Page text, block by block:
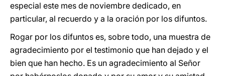
especial este mes de noviembre dedicado, en
particular, al recuerdo y a la oración por los difuntos.
Rogar por los difuntos es, sobre todo, una muestra de
agradecimiento por el testimonio que han dejado y el
bien que han hecho. Es un agradecimiento al Señor